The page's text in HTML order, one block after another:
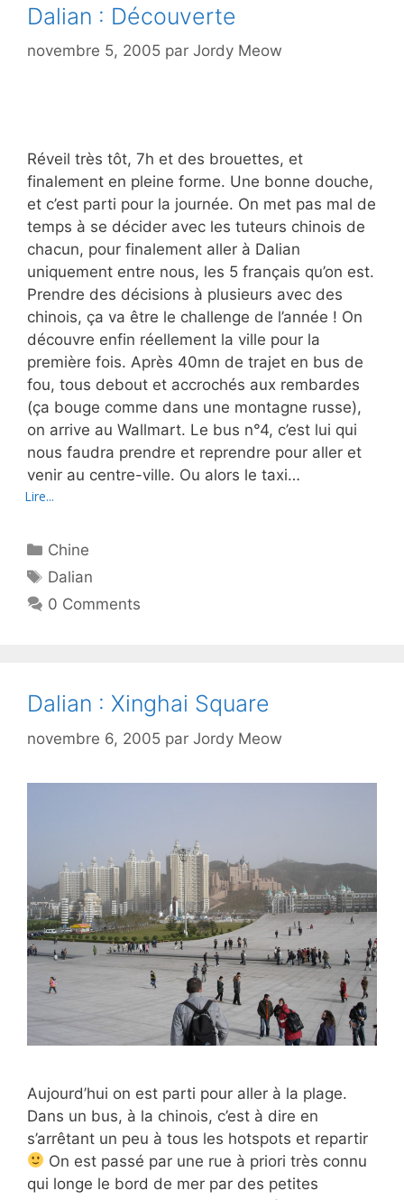
Dalian : Découverte
novembre 5, 2005 par Jordy Meow
Réveil très tôt, 7h et des brouettes, et
finalement en pleine forme. Une bonne douche,
et c’est parti pour la journée. On met pas mal de
temps à se décider avec les tuteurs chinois de
chacun, pour finalement aller à Dalian
uniquement entre nous, les 5 français qu’on est.
Prendre des décisions à plusieurs avec des
chinois, ça va être le challenge de l’année ! On
découvre enfin réellement la ville pour la
première fois. Après 40mn de trajet en bus de
fou, tous debout et accrochés aux rembardes
(ça bouge comme dans une montagne russe),
on arrive au Wallmart. Le bus n°4, c’est lui qui
nous faudra prendre et reprendre pour aller et
venir au centre-ville. Ou alors le taxi…
Lire...
Catégories
Chine
Étiquettes
Dalian
0 Comments
Dalian : Xinghai Square
novembre 6, 2005 par Jordy Meow
Aujourd’hui on est parti pour aller à la plage.
Dans un bus, à la chinois, c’est à dire en
s’arrêtant un peu à tous les hotspots et repartir
On est passé par une rue à priori très connu
qui longe le bord de mer par des petites